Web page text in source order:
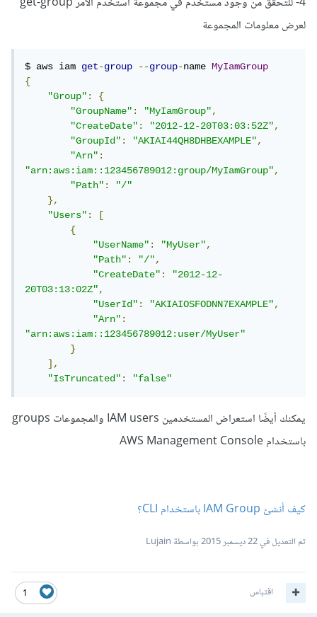
لعرض معلومات المجموعة
$ aws iam get-group --group-name MyIamGroup
{
"Group":
{
"GroupName": "MyIamGroup",
"CreateDate": "2012-12-20T03:03:52Z",
"GroupId": "AKIAI44QH8DHBEXAMPLE",
"Arn":
"arn:aws:iam::123456789012:group/MyIamGroup",
"Path":
"/"
},
"Users":
[
{
"UserName": "MyUser",
"Path": "/",
"CreateDate":
"2012-12-
20T03:13:02Z",
"UserId": "AKIAIOSFODNN7EXAMPLE",
"Arn":
"arn:aws:iam::123456789012:user/MyUser"
}
],
"IsTruncated": "false"
يمكنك أيضًا استعراض المستخدمين IAM users والمجموعات groups
باستخدام AWS Management Console
كيف أنشئ IAM Group باستخدام CLI؟
تم التعديل في22 ديسمبر 2015 بواسطة Lujain
1 اقتباس